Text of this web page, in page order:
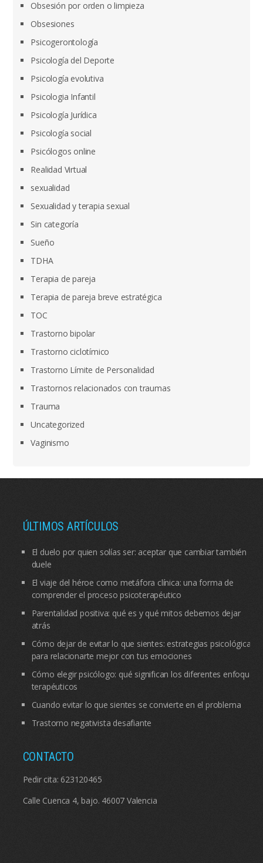
Obsesión por orden o limpieza
Obsesiones
Psicogerontología
Psicología del Deporte
Psicología evolutiva
Psicologia Infantil
Psicología Jurídica
Psicología social
Psicólogos online
Realidad Virtual
sexualidad
Sexualidad y terapia sexual
Sin categoría
Sueño
TDHA
Terapia de pareja
Terapia de pareja breve estratégica
TOC
Trastorno bipolar
Trastorno ciclotímico
Trastorno Límite de Personalidad
Trastornos relacionados con traumas
Trauma
Uncategorized
Vaginismo
ÚLTIMOS ARTÍCULOS
El duelo por quien solías ser: aceptar que cambiar también
duele
El viaje del héroe como metáfora clínica: una forma de
comprender el proceso psicoterapéutico
Parentalidad positiva: qué es y qué mitos debemos dejar
atrás
Cómo dejar de evitar lo que sientes: estrategias psicológicas
para relacionarte mejor con tus emociones
Cómo elegir psicólogo: qué significan los diferentes enfoques
terapéuticos
Cuando evitar lo que sientes se convierte en el problema
Trastorno negativista desafiante
CONTACTO
Pedir cita: 623120465
Calle Cuenca 4, bajo. 46007 Valencia